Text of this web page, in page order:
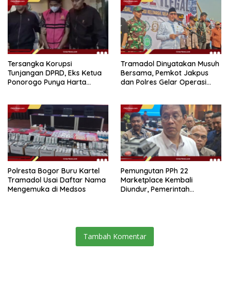
Tersangka Korupsi
Tunjangan DPRD, Eks Ketua
Ponorogo Punya Harta
Tramadol Dinyatakan Musuh
Bersama, Pemkot Jakpus
dan Polres Gelar Operasi
Polresta Bogor Buru Kartel
Tramadol Usai Daftar Nama
Mengemuka di Medsos
Pemungutan PPh 22
Marketplace Kembali
Diundur, Pemerintah
Tambah Komentar